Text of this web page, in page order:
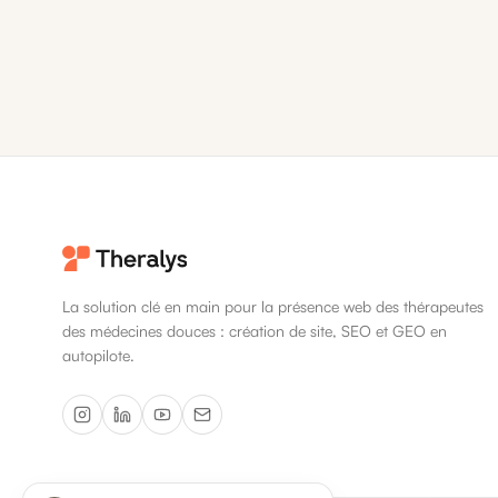
La solution clé en main pour la présence web des thérapeutes
des médecines douces : création de site, SEO et GEO en
autopilote.